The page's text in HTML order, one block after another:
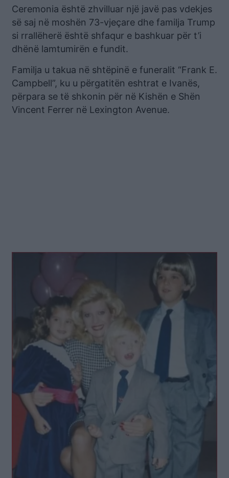
Ceremonia është zhvilluar një javë pas vdekjes
së saj në moshën 73-vjeçare dhe familja Trump
si rrallëherë është shfaqur e bashkuar për t’i
dhënë lamtumirën e fundit.
Familja u takua në shtëpinë e funeralit “Frank E.
Campbell”, ku u përgatitën eshtrat e Ivanës,
përpara se të shkonin për në Kishën e Shën
Vincent Ferrer në Lexington Avenue.